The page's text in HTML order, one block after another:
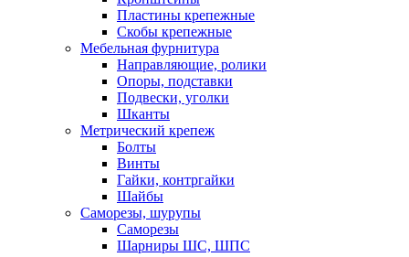
Пластины крепежные
Скобы крепежные
Мебельная фурнитура
Направляющие, ролики
Опоры, подставки
Подвески, уголки
Шканты
Метрический крепеж
Болты
Винты
Гайки, контргайки
Шайбы
Саморезы, шурупы
Саморезы
Шарниры ШС, ШПС